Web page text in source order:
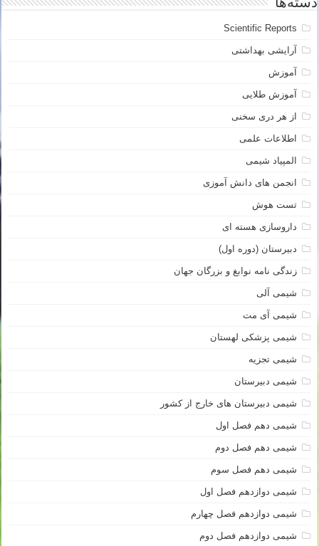
دسته‌ها
Scientific Reports
آرایشی بهداشتی
آموزش
آموزش طلایی
از هر دری سخنی
اطلاعات علمی
المپیاد شیمی
انجمن های دانش آموزی
تست هوش
داروسازی هسته ای
دبیرستان (دوره اول)
زندگی نامه نوابغ و بزرگان جهان
شیمی آلی
شیمی آی مت
شیمی پزشکی لهستان
شیمی تجزیه
شیمی دبیرستان
شیمی دبیرستان های خارج از کشور
شیمی دهم فصل اول
شیمی دهم فصل دوم
شیمی دهم فصل سوم
شیمی دوازدهم فصل اول
شیمی دوازدهم فصل چهارم
شیمی دوازدهم فصل دوم